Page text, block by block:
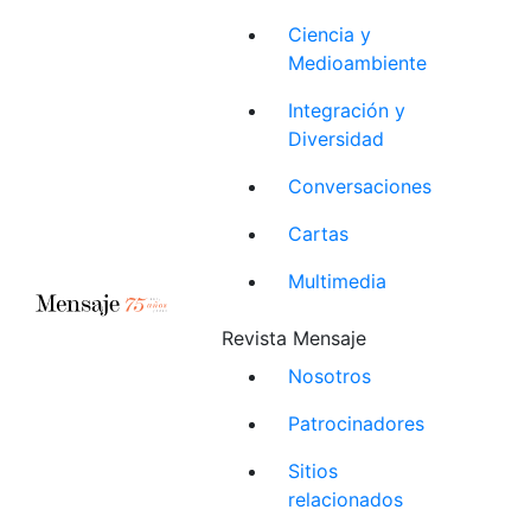
Ciencia y
Medioambiente
Integración y
Diversidad
Conversaciones
Cartas
Multimedia
Revista Mensaje
Nosotros
Patrocinadores
Sitios
relacionados